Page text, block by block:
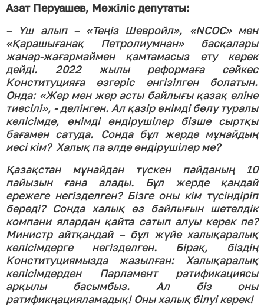
Азат Перуашев, Мәжіліс депутаты:
– Үш алып – «Теңіз Шевройл», «NCOC» мен
«Қарашығанақ Петролиумнан» басқалары
жанар-жағармаймен қамтамасыз ету керек
дейді. 2022 жылы реформаға сәйкес
Конституцияға өзгеріс енгізілген болатын.
Онда: «Жер мен жер асты байлығы қазақ еліне
тиесілі», - делінген. Ал қазір өнімді бөлу туралы
келісімде, өнімді өндірушілер бізше сыртқы
бағамен сатуда. Сонда бұл жерде мұнайдың
иесі кім? Халық па әлде өндірушілер ме?
Қазақстан мұнайдан түскен пайданың 10
пайызын ғана алады. Бұл жерде қандай
ережеге негізделген? Бізге оны кім түсіндіріп
береді? Сонда халық өз байлығын шетелдік
компани ялардан қайта сатып алуы керек пе?
Министр айтқандай – бұл жүйе халықаралық
келісімдерге негізделген. Бірақ, біздің
Конституциямызда жазылған: Халықаралық
келісімдерден Парламент ратификациясы
арқылы басымбыз. Ал біз оны
ратификңацияламадық! Оны халық білуі керек!